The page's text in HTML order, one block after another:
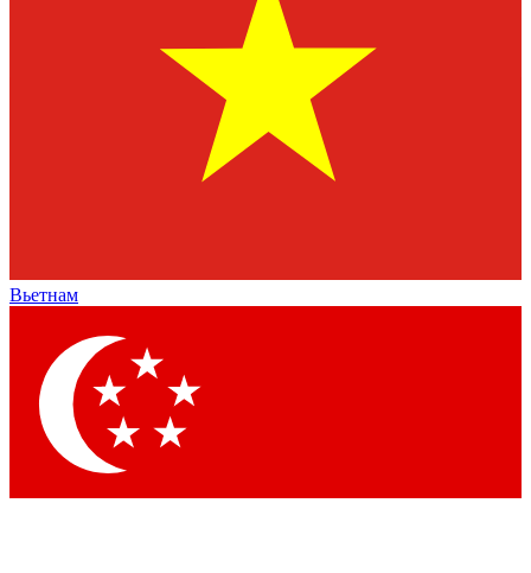
Вьетнам